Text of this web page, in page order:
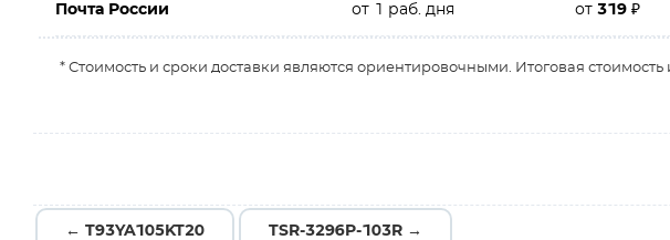
Почта России от 1 раб. дня от319₽
* Стоимость и сроки доставки являются ориентировочными. Итоговая
← T93YA105KT20 TSR-3296P-103R →